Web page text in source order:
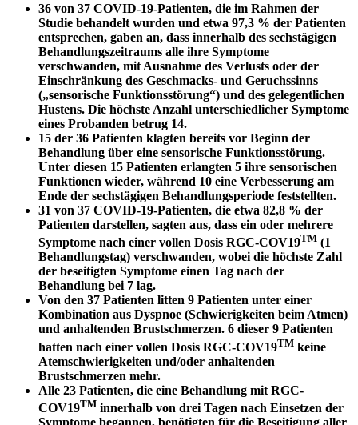
36 von 37 COVID-19-Patienten, die im Rahmen der
Studie behandelt wurden und etwa 97,3 % der Patienten
entsprechen, gaben an, dass innerhalb des sechstägigen
Behandlungszeitraums alle ihre Symptome
verschwanden, mit Ausnahme des Verlusts oder der
Einschränkung des Geschmacks- und Geruchssinns
(„sensorische Funktionsstörung“) und des gelegentlichen
Hustens. Die höchste Anzahl unterschiedlicher Symptome
eines Probanden betrug 14.
15 der 36 Patienten klagten bereits vor Beginn der
Behandlung über eine sensorische Funktionsstörung.
Unter diesen 15 Patienten erlangten 5 ihre sensorischen
Funktionen wieder, während 10 eine Verbesserung am
Ende der sechstägigen Behandlungsperiode feststellten.
31 von 37 COVID-19-Patienten, die etwa 82,8 % der
Patienten darstellen, sagten aus, dass ein oder mehrere
Symptome nach einer vollen Dosis RGC-COV19TM (1
Behandlungstag) verschwanden, wobei die höchste Zahl
der beseitigten Symptome einen Tag nach der
Behandlung bei 7 lag.
Von den 37 Patienten litten 9 Patienten unter einer
Kombination aus Dyspnoe (Schwierigkeiten beim Atmen)
und anhaltenden Brustschmerzen. 6 dieser 9 Patienten
hatten nach einer vollen Dosis RGC-COV19TM keine
Atemschwierigkeiten und/oder anhaltenden
Brustschmerzen mehr.
Alle 23 Patienten, die eine Behandlung mit RGC-
COV19TM innerhalb von drei Tagen nach Einsetzen der
Symptome begannen, benötigten für die Beseitigung aller